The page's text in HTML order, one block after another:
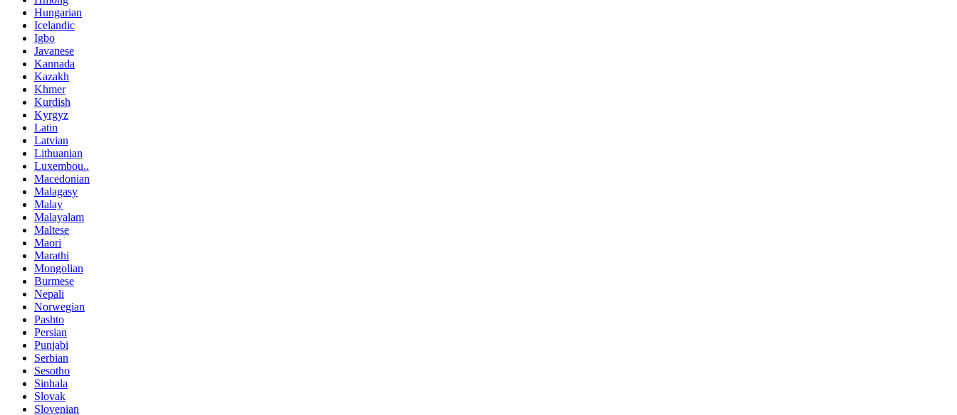
Hungarian
Icelandic
Igbo
Javanese
Kannada
Kazakh
Khmer
Kurdish
Kyrgyz
Latin
Latvian
Lithuanian
Luxembou..
Macedonian
Malagasy
Malay
Malayalam
Maltese
Maori
Marathi
Mongolian
Burmese
Nepali
Norwegian
Pashto
Persian
Punjabi
Serbian
Sesotho
Sinhala
Slovak
Slovenian